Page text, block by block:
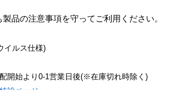
品の注意事項を守ってご利用ください。
イルス仕様)
開始より0-1営業日後(※在庫切れ時除く)